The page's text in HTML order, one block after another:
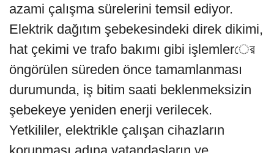
azami çalışma sürelerini temsil ediyor.
Elektrik dağıtım şebekesindeki direk dikimi,
hat çekimi ve trafo bakımı gibi işlemlerের
öngörülen süreden önce tamamlanması
durumunda, iş bitim saati beklenmeksizin
şebekeye yeniden enerji verilecek.
Yetkililer, elektrikle çalışan cihazların